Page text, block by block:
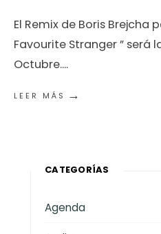
El Remix de Boris Brejcha
Favourite Stranger ” será
Octubre....
LEER MÁS →
CATEGORÍAS
Agenda